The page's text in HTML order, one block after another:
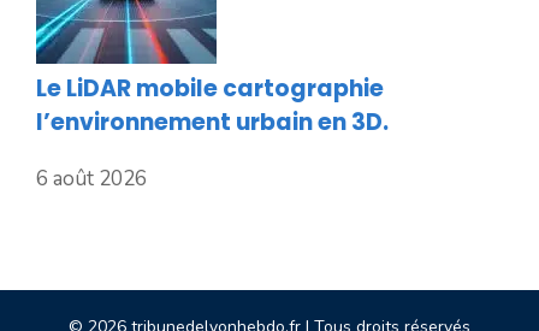
Le LiDAR mobile cartographie
l’environnement urbain en 3D.
6 août 2026